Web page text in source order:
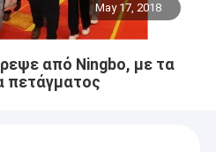
May 17, 2018
από Ningbo, με τα
πετάγματος